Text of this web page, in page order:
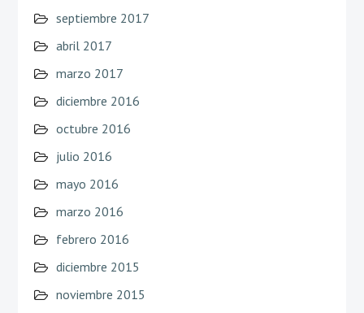
septiembre 2017
abril 2017
marzo 2017
diciembre 2016
octubre 2016
julio 2016
mayo 2016
marzo 2016
febrero 2016
diciembre 2015
noviembre 2015